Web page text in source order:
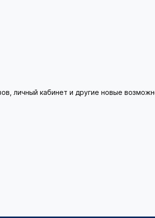
личный кабинет и другие новые